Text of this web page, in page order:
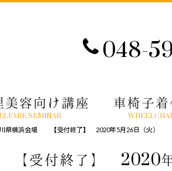
048-
美容向け講座
SEMINAR
車椅子
県横浜会場 【受付終了】 2020年5月26日（火）
受付終了】 2020年